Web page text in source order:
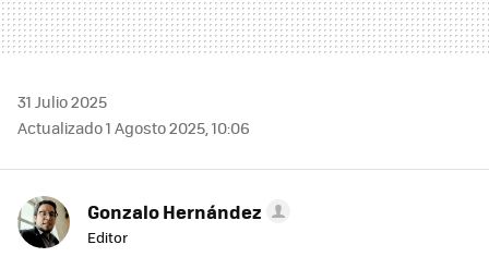
31 Julio 2025
Actualizado 1 Agosto 2025, 10:06
Gonzalo Hernández
Editor